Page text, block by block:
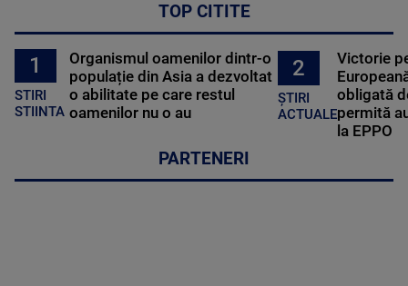
TOP CITITE
1
STIRI
STIINTA
Organismul oamenilor dintr-o
populație din Asia a dezvoltat
o abilitate pe care restul
oamenilor nu o au
2
ȘTIRI
ACTUALE
Victorie
obligată
permită
la EPPO
PARTENERI